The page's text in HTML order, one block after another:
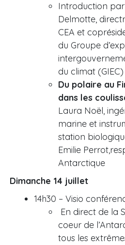
Introduction
Delmotte,
CEA et
du Groupe
du climat (GIEC)
Du polaire au
dans les
Laura Noël,
marine et
station
Emilie
Antarctique
Dimanche 14 juillet
14h30 – Visio
En direct de la
coeur de
tous les